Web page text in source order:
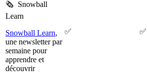
🗞️ Snowball
Learn
Snowball Learn,
une newsletter par
semaine pour
apprendre et
découvrir
✅ ✅